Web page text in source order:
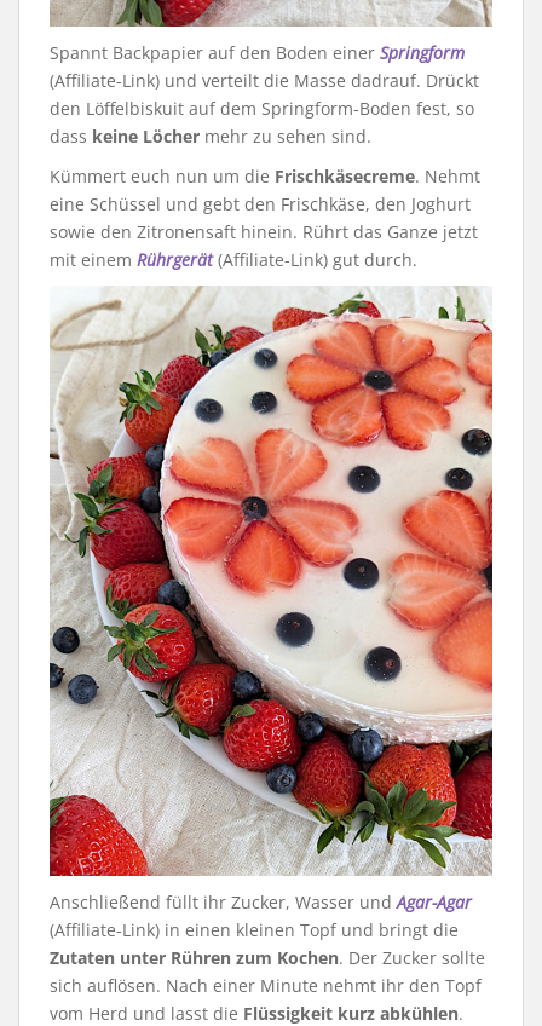
Spannt Backpapier auf den Boden einer Springform
(Affiliate-Link) und verteilt die Masse dadrauf. Drückt
den Löffelbiskuit auf dem Springform-Boden fest, so
dass keine Löcher mehr zu sehen sind.
Kümmert euch nun um die Frischkäsecreme. Nehmt
eine Schüssel und gebt den Frischkäse, den Joghurt
sowie den Zitronensaft hinein. Rührt das Ganze jetzt
mit einem Rührgerät(Affiliate-Link) gut durch.
Anschließend füllt ihr Zucker, Wasser undAgar-Agar
(Affiliate-Link) in einen kleinen Topf und bringt die
Zutaten unter Rühren zum Kochen. Der Zucker sollte
sich auflösen. Nach einer Minute nehmt ihr den Topf
vom Herd und lasst die Flüssigkeit kurz abkühlen.